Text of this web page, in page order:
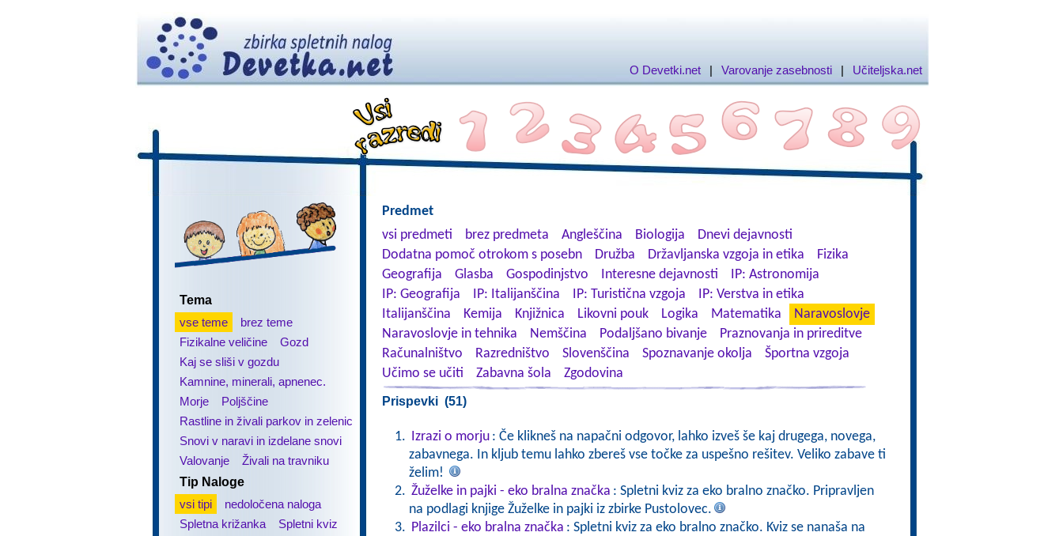
O Devetki.net | Varovanje zasebnosti | Učiteljska.net
Tema
vse teme
brez teme
Fizikalne veličine
Gozd
Kaj se sliši v gozdu
Kamnine, minerali, apnenec.
Morje
Poljščine
Rastline in živali parkov in zelenic
Snovi v naravi in izdelane snovi
Valovanje
Živali na travniku
Tip Naloge
vsi tipi
nedoločena naloga
Spletna križanka
Spletni kviz
Predmet
vsi predmeti
brez predmeta Angleščina Biologija
Dnevi dejavnosti
Dodatna pomoč otrokom s posebn
Družba Državljanska vzgoja in etika
Fizika
Geografija
Glasba Gospodinjstvo Interesne dejavnosti
IP: Astronomija
IP: Geografija
IP: Italijanščina IP: Turistična vzgoja
IP: Verstva in etika
Italijanščina
Kemija Knjižnica Likovni pouk Logika Matematika
Naravoslovje
Naravoslovje in tehnika
Nemščina Podaljšano bivanje
Praznovanja in prireditve
Računalništvo
Razredništvo Slovenščina Spoznavanje okolja
Športna vzgoja
Učimo se učiti
Zabavna šola Zgodovina
Prispevki (51)
Izrazi o morju : Če klikneš na napačni odgovor, lahko izveš še kaj drugega, novega,
zabavnega. In kljub temu lahko zbereš vse točke za uspešno rešitev. Veliko zabave ti
želim!
Žuželke in pajki - eko bralna značka : Spletni kviz za eko bralno značko. Pripravljen
na podlagi knjige Žuželke in pajki iz zbirke Pustolovec.
Plazilci - eko bralna značka : Spletni kviz za eko bralno značko. Kviz se nanaša na